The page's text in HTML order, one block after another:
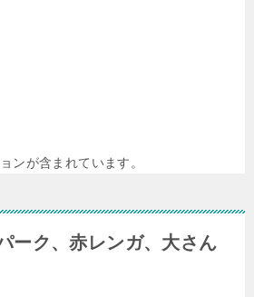
ンが含まれています。
ーク、赤レンガ、大さん